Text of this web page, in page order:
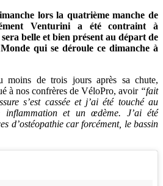
lors la quatrième manche de
Venturini a été contraint à
belle et bien présent au départ de
qui se déroule ce dimanche à
moins de trois jours après sa chute,
à nos confrères de VéloPro, avoir “fait
s’est cassée et j’ai été touché au
inflammation et un œdème. J’ai été
d’ostéopathie car forcément, le bassin